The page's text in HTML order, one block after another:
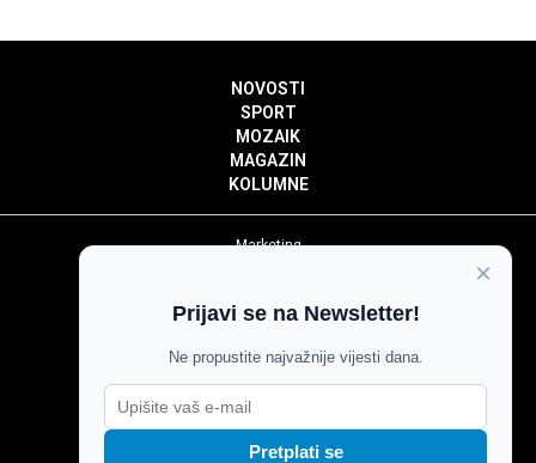
NOVOSTI
SPORT
MOZAIK
MAGAZIN
KOLUMNE
Marketing
Impressum
Pravila komentiranja
Agroglas
×
Prijavi se na Newsletter!
Ne propustite najvažnije vijesti dana.
Pretplati se